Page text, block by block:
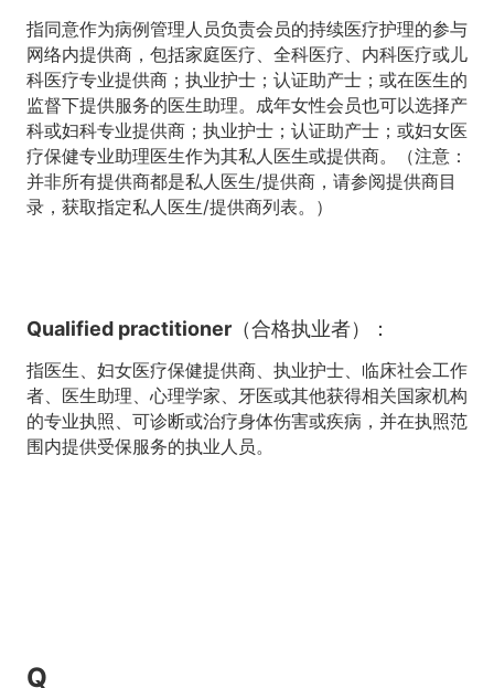
指同意作为病例管理人员负责会员的持续医疗护理的参与
网络内提供商，包括家庭医疗、全科医疗、内科医疗或儿
科医疗专业提供商；执业护士；认证助产士；或在医生的
监督下提供服务的医生助理。成年女性会员也可以选择产
科或妇科专业提供商；执业护士；认证助产士；或妇女医
疗保健专业助理医生作为其私人医生或提供商。（注意：
并非所有提供商都是私人医生/提供商，请参阅提供商目
录，获取指定私人医生/提供商列表。）
Qualified practitioner（合格执业者）：
指医生、妇女医疗保健提供商、执业护士、临床社会工作
者、医生助理、心理学家、牙医或其他获得相关国家机构
的专业执照、可诊断或治疗身体伤害或疾病，并在执照范
围内提供受保服务的执业人员。
Q